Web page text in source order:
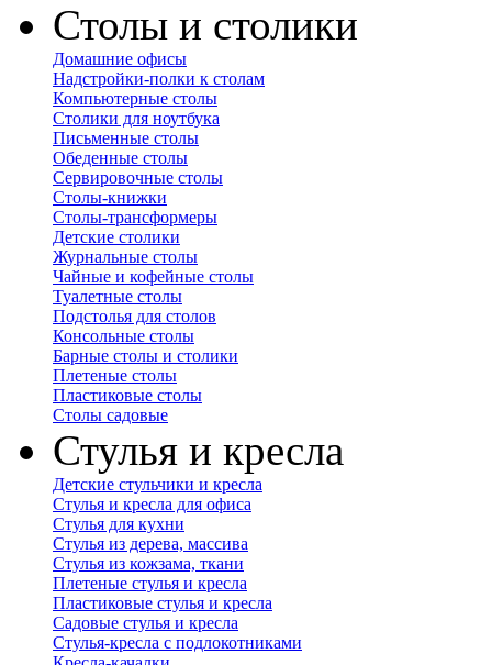
Столы и столики
Домашние офисы
Надстройки-полки к столам
Компьютерные столы
Столики для ноутбука
Письменные столы
Обеденные столы
Сервировочные столы
Столы-книжки
Столы-трансформеры
Детские столики
Журнальные столы
Чайные и кофейные столы
Туалетные столы
Подстолья для столов
Консольные столы
Барные столы и столики
Плетеные столы
Пластиковые столы
Столы садовые
Стулья и кресла
Детские стульчики и кресла
Стулья и кресла для офиса
Стулья для кухни
Стулья из дерева, массива
Стулья из кожзама, ткани
Плетеные стулья и кресла
Пластиковые стулья и кресла
Садовые стулья и кресла
Стулья-кресла с подлокотниками